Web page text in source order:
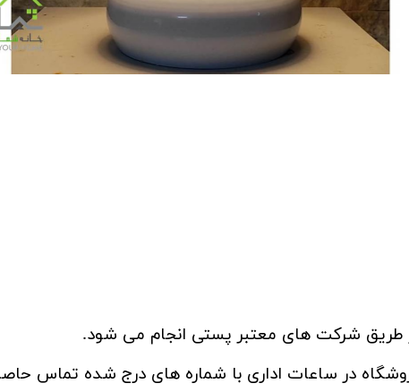
طریق شرکت های معتبر پستی انجام می شود.
در ساعات اداری با شماره های درج شده تماس